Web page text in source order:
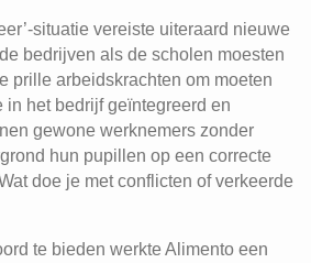
situatie vereiste uiteraard nieuwe
bedrijven als de scholen moesten
prille arbeidskrachten om moeten
in het bedrijf geïntegreerd en
gewone werknemers zonder
hun pupillen op een correcte
doe je met conflicten of verkeerde
te bieden werkte Alimento een